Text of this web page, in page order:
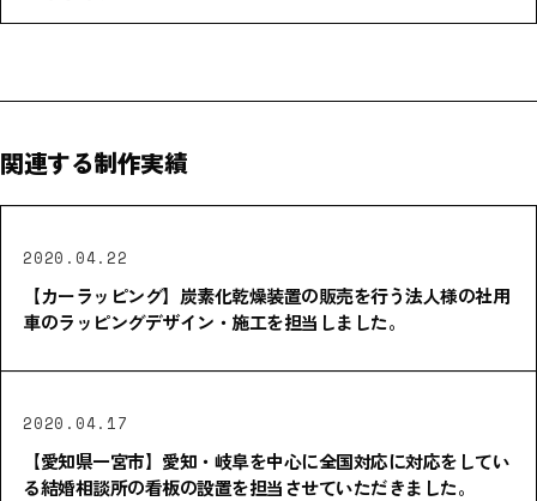
関連する制作実績
2020.04.22
【カーラッピング】炭素化乾燥装置の販売を行う法人様の社用
車のラッピングデザイン・施工を担当しました。
2020.04.17
【愛知県一宮市】愛知・岐阜を中心に全国対応に対応をしてい
る結婚相談所の看板の設置を担当させていただきました。